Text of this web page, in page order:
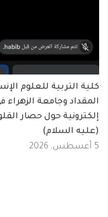
كلية التربية للعلوم
المقداد وجامعة
إلكترونية حول حصار
(عليه السلام)
5 أغسطس, 2026